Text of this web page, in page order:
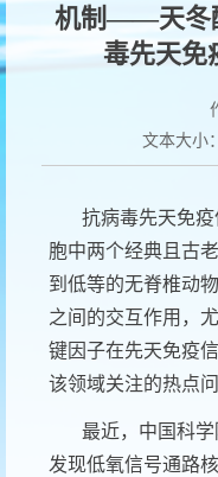
机制——天冬
毒先天免
文本大小
抗病毒先天免
胞中两个经典且古
到低等的无脊椎动
之间的交互作用，
键因子在先天免疫
该领域关注的热点问
最近，中国科
发现低氧信号通路